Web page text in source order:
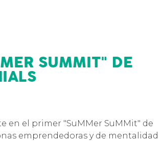
SUMMIT" DE
en el primer "SuMMer SuMMit" de
emprendedoras y de mentalidad